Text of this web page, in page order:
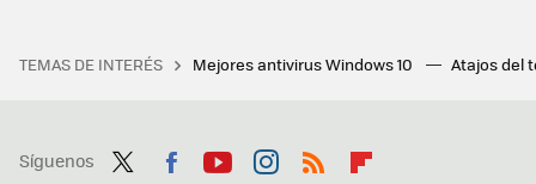
TEMAS DE INTERÉS Mejores antivirus Windows 10 Atajos del
Síguenos